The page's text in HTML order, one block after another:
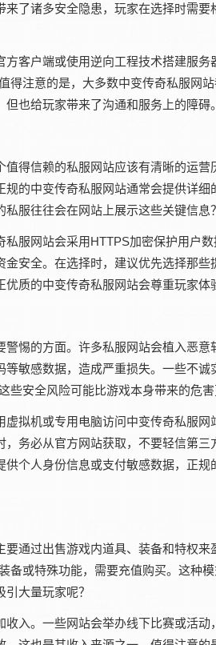
了诸多安全隐患，玩家在选择时需
客户端或使用逆向工程技术搭建服
注意的是，大多数中变传奇私服网
也给玩家带来了沟通和服务上的障碍。
得信赖的私服网站应该有清晰的运
的中变传奇私服网站通常会提供详
服往往会在网站上展示这些关键信息？
服网站会采用HTTPS加密保护用户
安全。在选择时，建议优先选择那
质的中变传奇私服网站会尊重玩家体
惕的方面。许多私服网站会植入恶
敏感数据，造成严重损失。一些不
安全风险可能比游戏本身带来的危害
拟机或专用电脑访问中变传奇私服
务必从官方网站获取，不要轻信第
个人身份信息或支付敏感数据，正
通过出售游戏内道具、装备和特权
或特殊功能，需要充值购买。这种
大量玩家呢？
入。一些网站会举办线下比赛或活